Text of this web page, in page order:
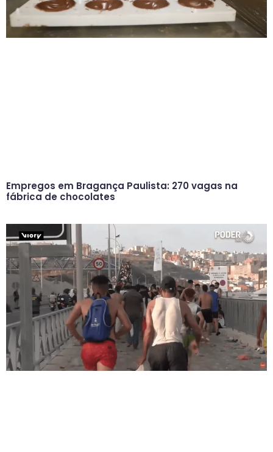
Empregos em Bragança Paulista: 270 vagas na
fábrica de chocolates